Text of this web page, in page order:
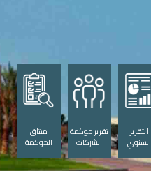
التقرير
السنوي
تقرير حوكمة
الشركات
ميثاق
الحوكمة